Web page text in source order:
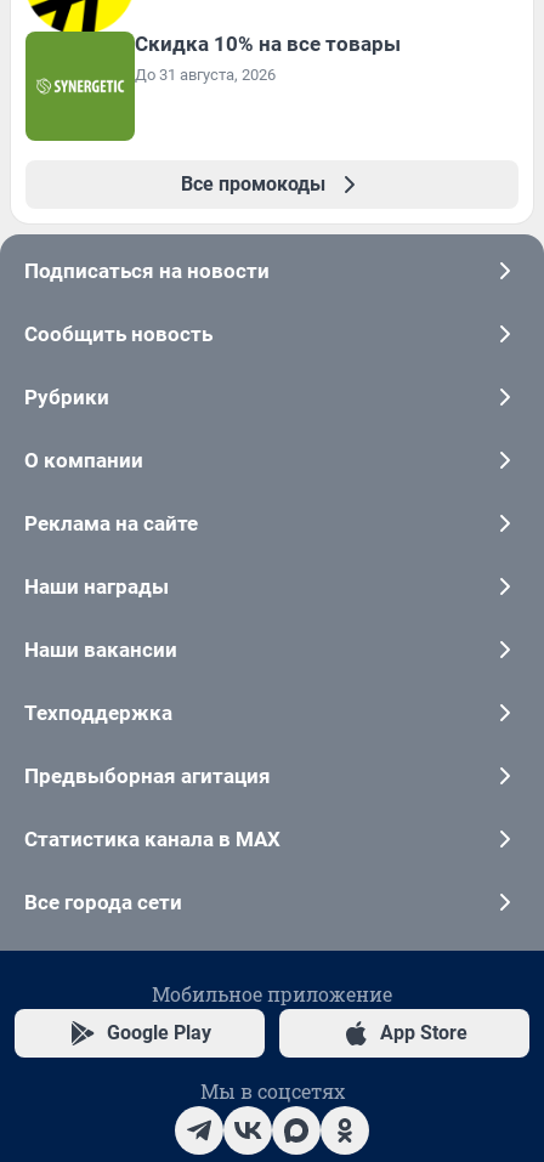
Скидка 10% на все товары
До 31 августа, 2026
Все промокоды
Подписаться на новости
Сообщить новость
Рубрики
О компании
Реклама на сайте
Наши награды
Наши вакансии
Техподдержка
Предвыборная агитация
Статистика канала в MAX
Все города сети
Мобильное приложение
Google Play App Store
Мы в соцсетях